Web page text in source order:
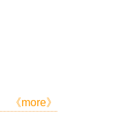
《more》